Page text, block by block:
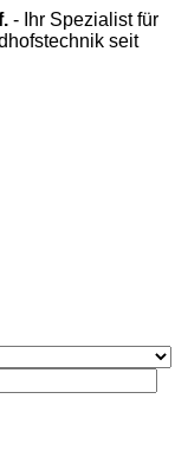
- Ihr Spezialist für
seit